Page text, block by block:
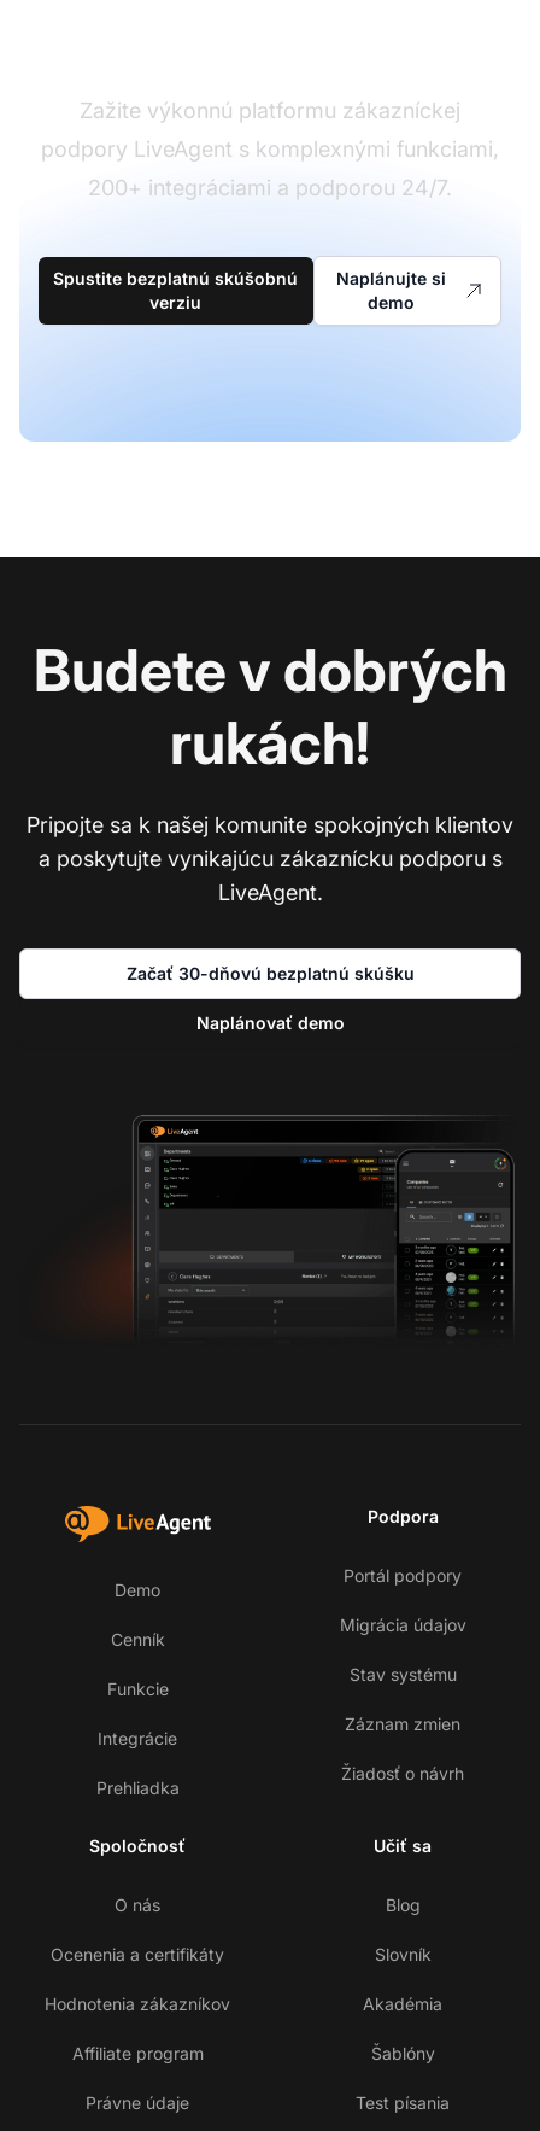
Zažite výkonnú platformu zákazníckej
podpory LiveAgent s komplexnými funkciami,
200+ integráciami a podporou 24/7.
Spustite bezplatnú skúšobnú
verziu
Naplánujte si
demo
Budete v dobrých
rukách!
Pripojte sa k našej komunite spokojných klientov
a poskytujte vynikajúcu zákaznícku podporu s
LiveAgent.
Začať 30-dňovú bezplatnú skúšku
Naplánovať demo
Demo
Cenník
Funkcie
Integrácie
Prehliadka
Podpora
Portál podpory
Migrácia údajov
Stav systému
Záznam zmien
Žiadosť o návrh
Spoločnosť
O nás
Ocenenia a certifikáty
Hodnotenia zákazníkov
Affiliate program
Právne údaje
Učiť sa
Blog
Slovník
Akadémia
Šablóny
Test písania